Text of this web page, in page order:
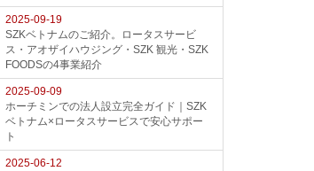
2025-09-19
SZKベトナムのご紹介。ロータスサービ
ス・アオザイハウジング・SZK 観光・SZK
FOODSの4事業紹介
2025-09-09
ホーチミンでの法人設立完全ガイド｜SZK
ベトナム×ロータスサービスで安心サポー
ト
2025-06-12